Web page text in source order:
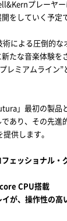
プレーヤ
をしていく予定
術による圧倒的な
たな音楽体験を
レミアムライン”
」最初の製
あり、その先進
供します。
ェッショナル・
CPU搭載
イが、操作性の高